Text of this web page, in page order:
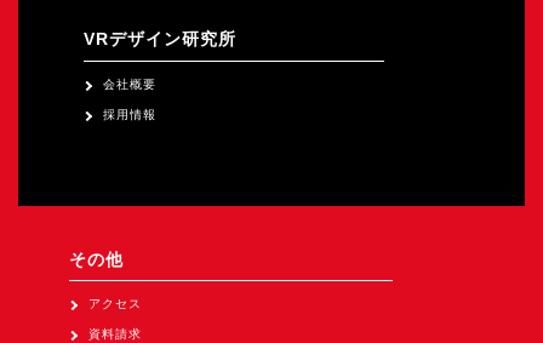
VRデザイン研究所
会社概要
採用情報
その他
アクセス
資料請求